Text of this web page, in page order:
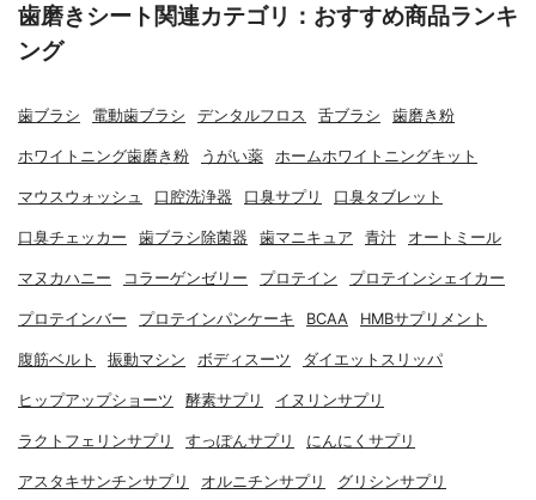
歯磨きシート関連カテゴリ：おすすめ商品ランキ
ング
歯ブラシ 電動歯ブラシ デンタルフロス 舌ブラシ 歯磨き粉
ホワイトニング歯磨き粉 うがい薬 ホームホワイトニングキット
マウスウォッシュ 口腔洗浄器 口臭サプリ 口臭タブレット
口臭チェッカー 歯ブラシ除菌器 歯マニキュア 青汁 オートミール
マヌカハニー コラーゲンゼリー プロテイン プロテインシェイカー
プロテインバー プロテインパンケーキ BCAA HMBサプリメント
腹筋ベルト 振動マシン ボディスーツ ダイエットスリッパ
ヒップアップショーツ 酵素サプリ イヌリンサプリ
ラクトフェリンサプリ すっぽんサプリ にんにくサプリ
アスタキサンチンサプリ オルニチンサプリ グリシンサプリ